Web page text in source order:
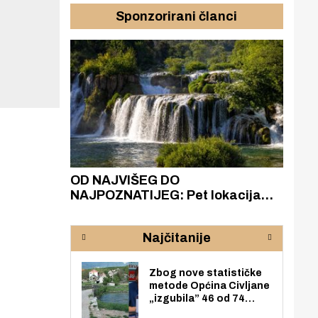
Sponzorirani članci
OD NAJVIŠEG DO
NAJPOZNATIJEG: Pet lokacija
rijeke Krke
Najčitanije
Zbog nove statističke
metode Općina Civljane
„izgubila” 46 od 74